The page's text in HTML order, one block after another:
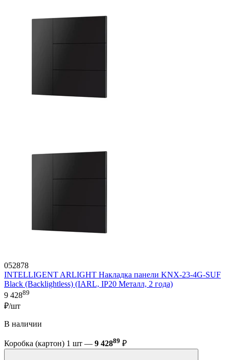
052878
INTELLIGENT ARLIGHT Накладка панели KNX-23-4G-SUF
Black (Backlightless) (IARL, IP20 Металл, 2 года)
9 42889
₽/шт
В наличии
Коробка (картон) 1 шт — 9 42889 ₽